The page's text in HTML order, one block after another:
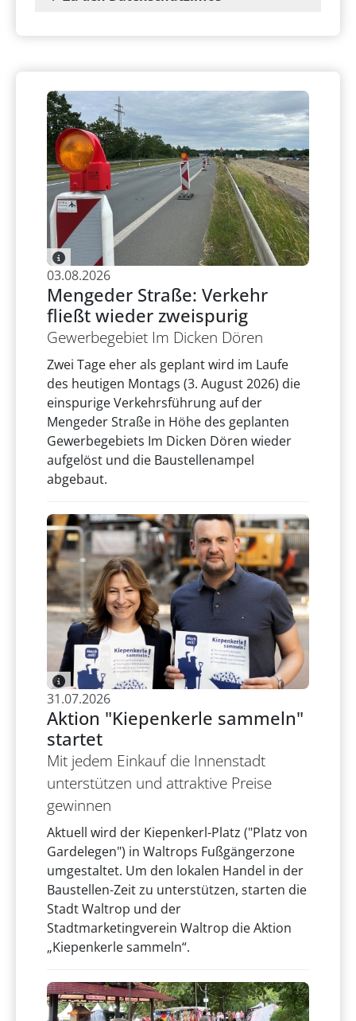
03.08.2026
Mengeder Straße: Verkehr
fließt wieder zweispurig
Gewerbegebiet Im Dicken Dören
Zwei Tage eher als geplant wird im Laufe
des heutigen Montags (3. August 2026) die
einspurige Verkehrsführung auf der
Mengeder Straße in Höhe des geplanten
Gewerbegebiets Im Dicken Dören wieder
aufgelöst und die Baustellenampel
abgebaut.
31.07.2026
Aktion "Kiepenkerle sammeln"
startet
Mit jedem Einkauf die Innenstadt
unterstützen und attraktive Preise
gewinnen
Aktuell wird der Kiepenkerl-Platz ("Platz von
Gardelegen") in Waltrops Fußgängerzone
umgestaltet. Um den lokalen Handel in der
Baustellen-Zeit zu unterstützen, starten die
Stadt Waltrop und der
Stadtmarketingverein Waltrop die Aktion
„Kiepenkerle sammeln“.